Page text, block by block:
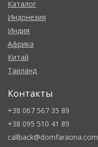
Каталог
Индонезия
Индия
Африка
Китай
Таиланд
Контакты
+38 067 567 35 89
+38 095 510 41 89
callback@domfaraona.com